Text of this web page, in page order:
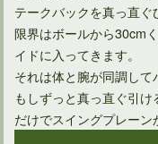
テークバックを真っ直
限界はボールから30cm
イドに入ってきます。
それは体と腕が同調して
もしずっと真っ直ぐ引
だけでスイングプレーン